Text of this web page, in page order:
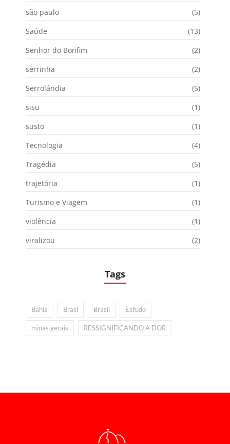
são paulo
(5)
Saúde
(13)
Senhor do Bonfim
(2)
serrinha
(2)
Serrolândia
(5)
sisu
(1)
susto
(1)
Tecnologia
(4)
Tragédia
(5)
trajetória
(1)
Turismo e Viagem
(1)
violência
(1)
viralizou
(2)
Tags
Bahia Brasi Brasil Estudo
minas gerais RESSIGNIFICANDO A DOR